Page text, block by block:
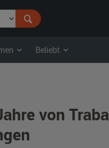
Beliebt
von